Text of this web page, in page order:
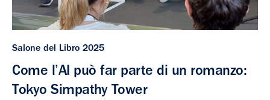
Salone del Libro 2025
Come l’AI può far parte di un romanzo:
Tokyo Simpathy Tower